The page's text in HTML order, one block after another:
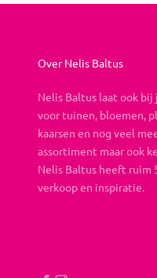
Over Nelis Baltus
Nelis Baltus laat ook
voor tuinen, bloemen,
kaarsen en nog veel
assortiment maar ook
Nelis Baltus heeft ruim
verkoop en inspiratie.